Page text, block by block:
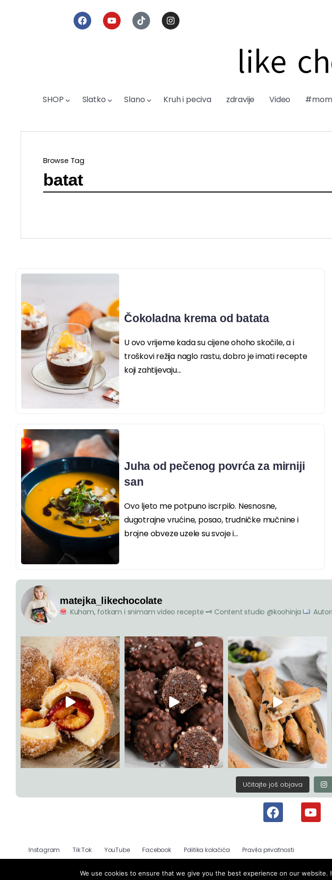
like
SHOP Slatko Slano Kruh i peciva zdravije Video
Browse Tag
batat
Čokoladna krema od batata
U ovo vrijeme kada su cijene ohoho skočile, a i
troškovi režija naglo rastu, dobro je imati recepte
koji zahtijevaju...
Juha od pečenog povrća za mirniji
san
Ovo ljeto me potpuno iscrpilo. Nesnosne,
dugotrajne vrućine, posao, trudničke mučnine i
brojne obveze uzele su svoje i...
matejka_likechocolate
Kuham, fotkam i snimam video recepte 🗝 Content studio @koohinja
Učitajte još objava
Instagram Tik Tok YouTube Facebook Politika kolačića Pravila privatnosti
We use cookies to ensure that we give you the best experience on our